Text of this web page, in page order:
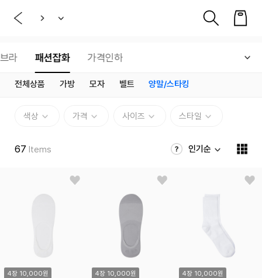
브라 패션잡화 가격인하
전체상품 가방 모자 벨트 양말/스타킹
색상 가격 사이즈 스타일
67 Items 인기순
4장 10,000원 4장 10,000원 4장 10,000원